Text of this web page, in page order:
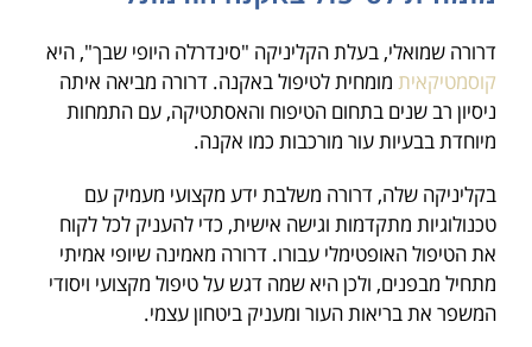
דרורה שמואלי, בעלת הקליניקה "סינדרלה היופי שבך", היא
קוסמטיקאית מומחית לטיפול באקנה. דרורה מביאה איתה
ניסיון רב שנים בתחום הטיפוח והאסתטיקה, עם התמחות
מיוחדת בבעיות עור מורכבות כמו אקנה.
בקליניקה שלה, דרורה משלבת ידע מקצועי מעמיק עם
טכנולוגיות מתקדמות וגישה אישית, כדי להעניק לכל לקוח
את הטיפול האופטימלי עבורו. דרורה מאמינה שיופי אמיתי
מתחיל מבפנים, ולכן היא שמה דגש על טיפול מקצועי ויסודי
המשפר את בריאות העור ומעניק ביטחון עצמי.